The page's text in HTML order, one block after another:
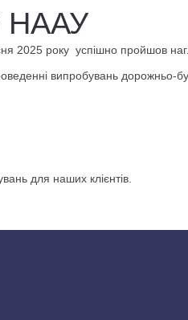
НААУ
року успішно пройшов
випробувань дорожньо-
для наших клієнтів.